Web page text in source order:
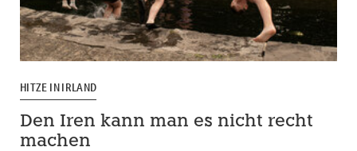
HITZE IN IRLAND
Den Iren kann man es nicht recht
machen